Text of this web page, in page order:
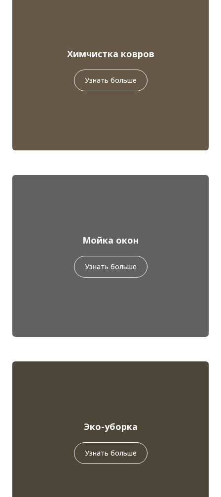
Химчистка ковров
Узнать больше
Мойка окон
Узнать больше
Эко-уборка
Узнать больше